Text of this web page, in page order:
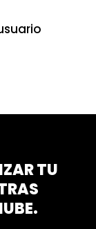
TU